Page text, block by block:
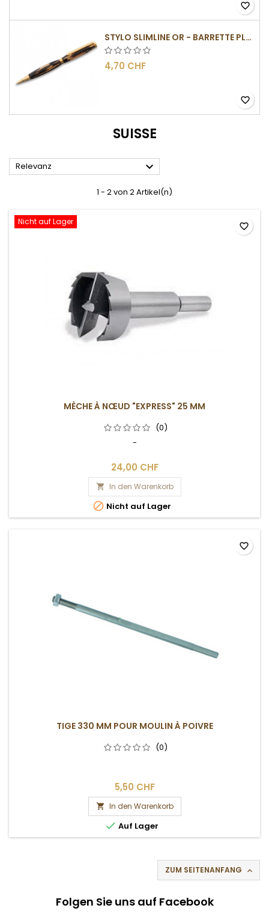
favorite_border
STYLO SLIMLINE OR - BARRETTE PLATE
4,70 CHF
favorite_border
SUISSE
Relevanz 
1 - 2 von 2 Artikel(n)
Nicht auf Lager
MÈCHE À NŒUD "EXPRESS" 25 MM
(0)
-
24,00 CHF
 In den Warenkorb
 Nicht auf Lager
favorite_border
TIGE 330 MM POUR MOULIN À POIVRE
(0)
5,50 CHF
 In den Warenkorb
 Auf Lager
favorite_border
ZUM SEITENANFANG 
Folgen Sie uns auf Facebook